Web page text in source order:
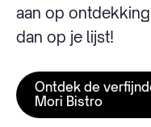
aan op
dan op je lijst!
Ontdek de
Mori Bistro